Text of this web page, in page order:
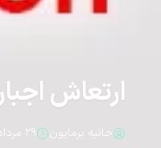
ارتعاش
حانیه برمایون ۲۹ مرداد ۱۴۰۳